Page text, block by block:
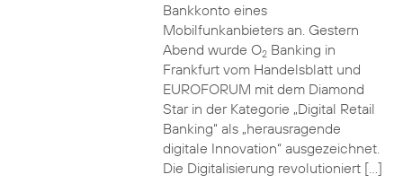
Bankkonto eines
Mobilfunkanbieters an. Gestern
Abend wurde O2Banking in
Frankfurt vom Handelsblatt und
EUROFORUM mit dem Diamond
Star in der Kategorie „Digital Retail
Banking“ als „herausragende
digitale Innovation“ ausgezeichnet.
Die Digitalisierung revolutioniert […]